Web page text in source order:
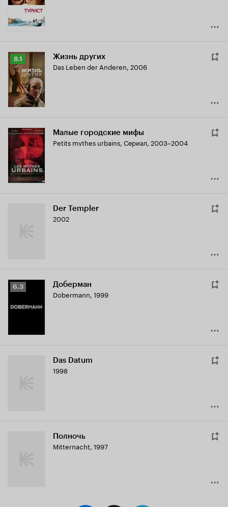
6.8
Рейтинг
Кинопоиска
8.1
8.1 Жизнь других
Das Leben der Anderen, 2006
Малые городские мифы
Petits mythes urbains, Сериал, 2003–2004
Der Templer
2002
Рейтинг
6.3
6.3 Доберман
Dobermann, 1999
Das Datum
1998
Полночь
Mitternacht, 1997